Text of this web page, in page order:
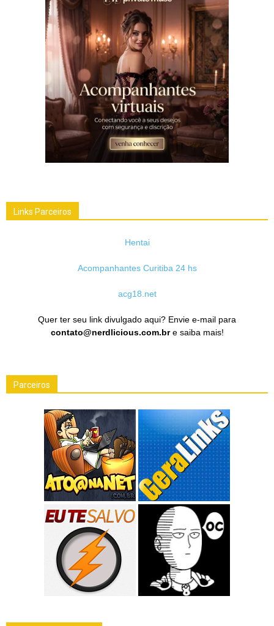
Links Parceiros
Hentai
Acompanhantes Curitiba 24 hs
acg18.net
Quer ter seu link divulgado aqui? Envie e-mail para
contato@nerdlicious.com.bre saiba mais!
Parceiros